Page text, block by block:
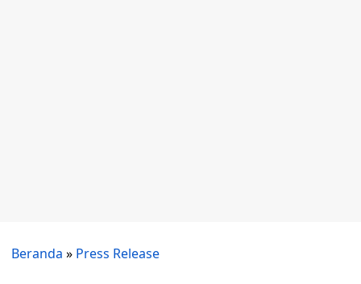
Beranda » Press Release